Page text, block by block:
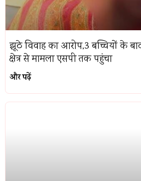
झूठे विवाह का आरोप,3 बच्चियों के
क्षेत्र से मामला एसपी तक पहुंचा
और पढ़ें